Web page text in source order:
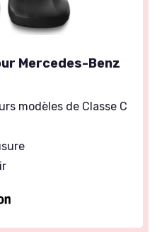
Mercedes-Benz
modèles de Classe C